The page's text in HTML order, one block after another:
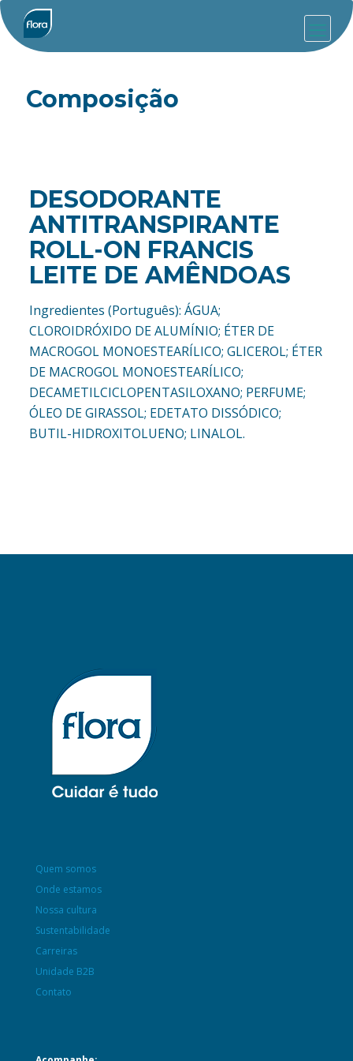
Composição
DESODORANTE
ANTITRANSPIRANTE
ROLL-ON FRANCIS
LEITE DE AMÊNDOAS
Ingredientes (Português): ÁGUA;
CLOROIDRÓXIDO DE ALUMÍNIO; ÉTER DE
MACROGOL MONOESTEARÍLICO; GLICEROL; ÉTER
DE MACROGOL MONOESTEARÍLICO;
DECAMETILCICLOPENTASILOXANO; PERFUME;
ÓLEO DE GIRASSOL; EDETATO DISSÓDICO;
BUTIL-HIDROXITOLUENO; LINALOL.
Quem somos
Onde estamos
Nossa cultura
Sustentabilidade
Carreiras
Unidade B2B
Contato